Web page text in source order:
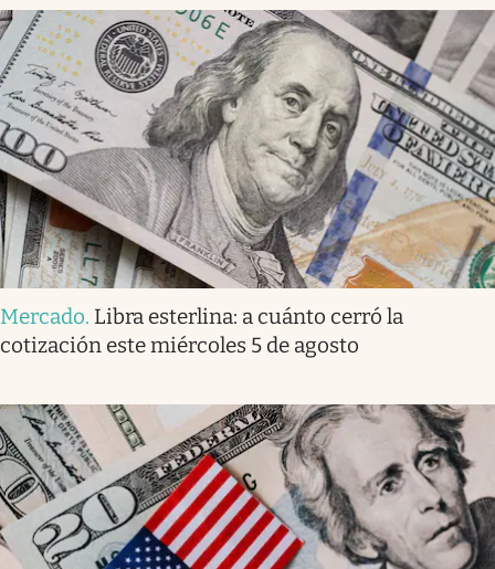
Mercado. Libra esterlina: a cuánto cerró la
cotización este miércoles 5 de agosto